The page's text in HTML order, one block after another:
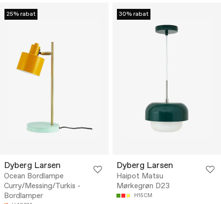
25% rabat
Dyberg Larsen
Ocean Bordlampe
Curry/Messing/Turkis -
Bordlamper
30% rabat
Dyberg Larsen
Haipot Matsu
Mørkegrøn D23
H15CM